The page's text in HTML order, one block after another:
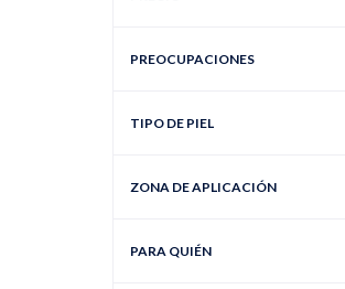
PREOCUPACIONES
TIPO DE PIEL
ZONA DE APLICACIÓN
PARA QUIÉN